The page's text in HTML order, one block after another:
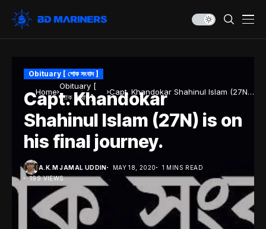
Home
Obituary [
শোক সংবাদ ]
Capt. Khandokar Shahinul Islam (27N)
is on his final journey.
Obituary [ শোক সংবাদ ]
Capt. Khandokar
Shahinul Islam (27N) is on
his final journey.
A.K.M JAMAL UDDIN MAY 18, 2020
1 MINS READ
199 VIEWS